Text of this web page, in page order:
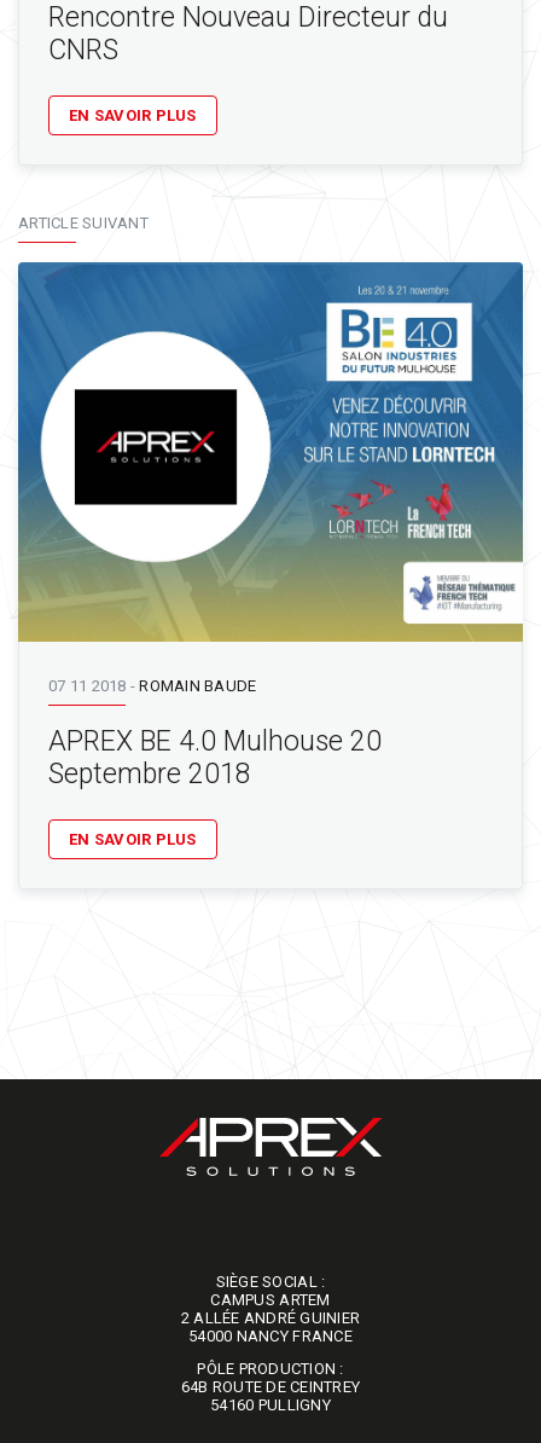
Rencontre Nouveau Directeur du
CNRS
EN SAVOIR PLUS
ARTICLE SUIVANT
07 11 2018 -ROMAIN BAUDE
APREX BE 4.0 Mulhouse 20
Septembre 2018
EN SAVOIR PLUS
SIÈGE SOCIAL :
​​​​​​​CAMPUS ARTEM
2 ALLÉE ANDRÉ GUINIER
54000 NANCY FRANCE
PÔLE PRODUCTION :
64B ROUTE DE CEINTREY
​​​​​​​54160 PULLIGNY